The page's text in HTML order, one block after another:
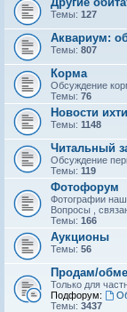
Темы: 127
Аквариум:
Темы: 807
Корма
Обсуждение
Темы: 76
Новости
Темы: 1148
Читальный
Обсуждение
Темы: 119
Фотофорум
Фотографии
Вопросы ,
Темы: 166
Аукционы
Темы: 56
Продам/
Только для
Подфорум:
Темы: 3437